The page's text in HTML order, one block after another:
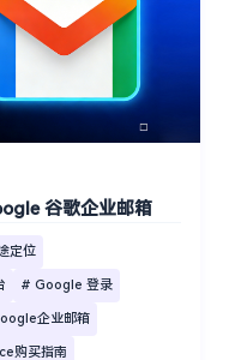
谷歌企业邮箱
定位
# Google 登录
企业邮箱
购买指南